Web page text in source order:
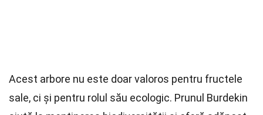
Acest arbore nu este doar valoros pentru fructele
sale, ci și pentru rolul său ecologic. Prunul Burdekin